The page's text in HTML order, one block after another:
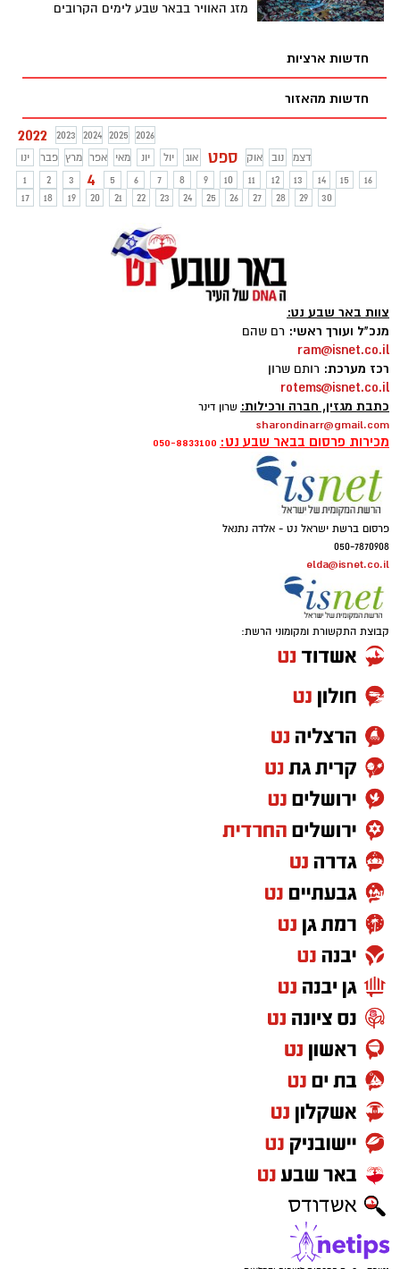
מזג האוויר בבאר שבע לימים הקרובים
חדשות ארציות
חדשות מהאזור
2022 2023 2024 2025
2026
ינו
פבר מרץ אפר מאי יונ יול אוג ספט אוק נוב
דצמ
1
2 3 4 5 6 7 8 9 10 11 12 13 14 15
16
17
18 19 20 21 22 23 24 25 26 27 28 29 30
צוות באר שבע נט:
מנכ"ל ועורך ראשי: רם שהם
ram@isnet.co.il
רכז מערכת: רותם שרון
rotems@isnet.co.il
כתבת מגזין, חברה ורכילות: שרון דינר
sharondinarr@gmail.com
מכירות פרסום בבאר שבע נט: 050-8833100
פרסום ברשת ישראל נט - אלדה נתנאל
050-7870908
elda@isnet.co.il
קבוצת התקשורת ומקומוני הרשת: